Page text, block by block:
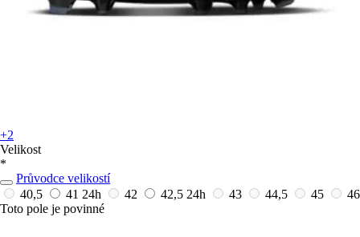
+2
Velikost
*
Průvodce velikostí
40,5
41 24h 42 42,5 24h 43 44,5 45
46
Toto pole je povinné